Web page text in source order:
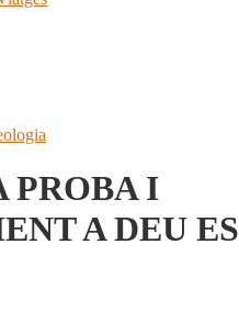
PROBA I
A DEU ES